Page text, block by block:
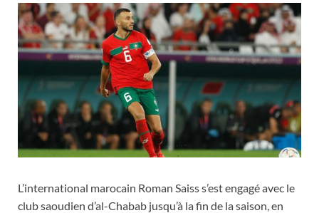
L’international marocain Roman Saiss s’est engagé avec le
club saoudien d’al-Chabab jusqu’à la fin de la saison, en